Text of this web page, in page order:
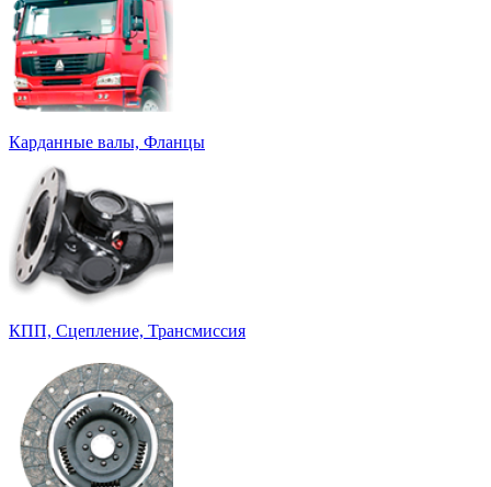
Карданные валы, Фланцы
КПП, Сцепление, Трансмиссия